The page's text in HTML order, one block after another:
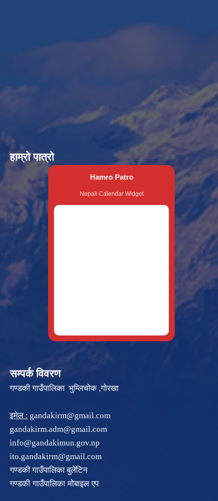
हाम्रो पात्रो
Hamro Patro
Nepali Calendar Widget
सम्पर्क विवरण
गण्डकी गाउँपालिका भुम्लिचोक ,गोरखा
इमेल : gandakirm@gmail.com
gandakirm.adm@gmail.com
info@gandakimun.gov.np
ito.gandakirm@gmail.com
गण्डकी गाउँपालिका बुलेटिन
गण्डकी गाउँपालिका मोबाइल एप